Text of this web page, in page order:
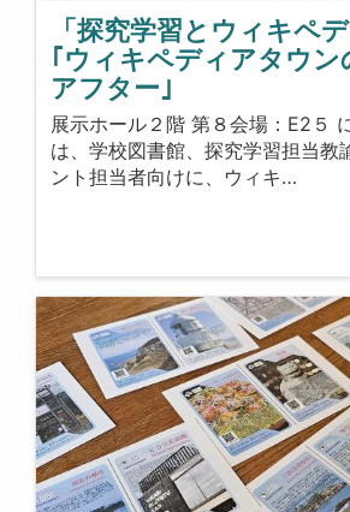
「探究学習とウィキペ
｢ウィキペディアタウン
アフター｣
展示ホール２階 第８会場：E2５
は、学校図書館、探究学習担当教
ント担当者向けに、ウィキ…